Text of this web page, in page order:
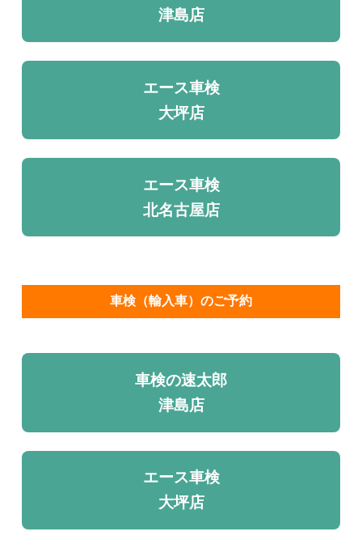
津島店
エース車検
大坪店
エース車検
北名古屋店
車検（輸入車）のご予約
車検の速太郎
津島店
エース車検
大坪店